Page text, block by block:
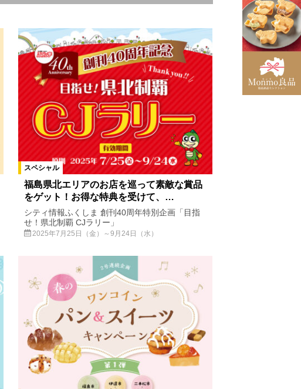
鏡石町 白河市 矢吹町
飯舘村 いわき市
田村市 小野町 石川町
大玉村 矢祭町
広野町 三春町 天栄村
スペシャル
福島県北エリアのお店を巡って素敵な賞品
をゲット！お得な特典を受けて、…
シティ情報ふくしま 創刊40周年特別企画「目指
せ！県北制覇 CJラリー」
2025年7月25日（金）～9月24日（水）